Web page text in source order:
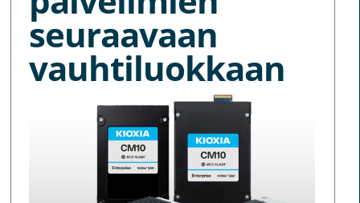
seuraavaan
vauhtiluokkaan